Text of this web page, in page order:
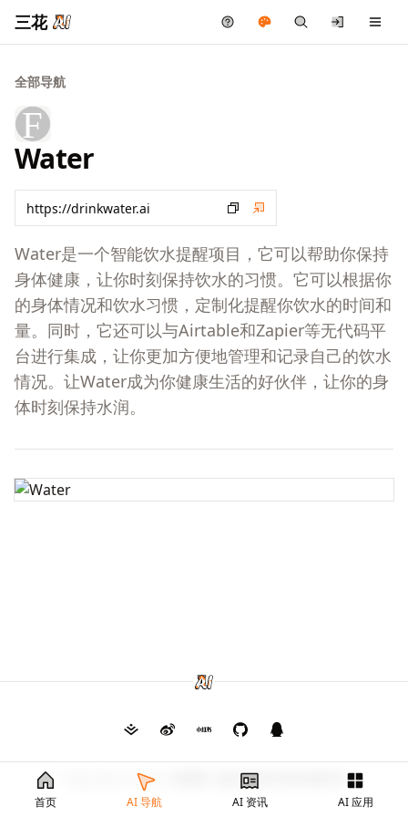
三花
全部导航
Water
Water是一个智能饮水提醒项目，它可以帮助你保持
身体健康，让你时刻保持饮水的习惯。它可以根据你
的身体情况和饮水习惯，定制化提醒你饮水的时间和
量。同时，它还可以与Airtable和Zapier等无代码平
台进行集成，让你更加方便地管理和记录自己的饮水
情况。让Water成为你健康生活的好伙伴，让你的身
体时刻保持水润。
首页 AI 导航 AI 资讯 AI 应用
Copyright © 2026 渝ICP备2024026682号